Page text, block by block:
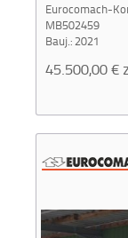
Eurocomach-
MB502459
Bauj.: 2021
45.500,00€